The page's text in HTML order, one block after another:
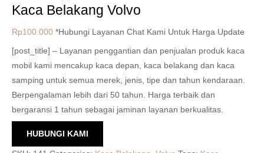
Kaca Belakang Volvo
Rp100.000 *Hubungi Layanan Chat Kami Untuk Harga Update
[post_title] – Layanan penggantian dan penjualan produk kaca
mobil kami mencakup kaca depan, kaca belakang dan kaca
samping untuk semua merek, jenis, tipe dan tahun kendaraan.
Berpengalaman lebih dari 50 tahun. Harga terbaik dan
bergaransi 1 tahun sebagai jaminan layanan berkualitas.
HUBUNGI KAMI